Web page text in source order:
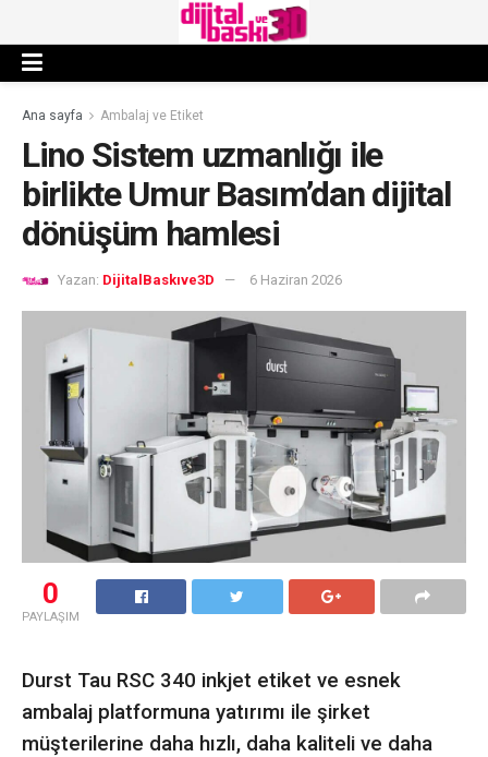
Ana sayfa Ambalaj ve Etiket
Lino Sistem uzmanlığı ile
birlikte Umur Basım’dan dijital
dönüşüm hamlesi
Yazan: DijitalBaskıve3D 6 Haziran 2026
0
PAYLAŞIM
Durst Tau RSC 340 inkjet etiket ve esnek
ambalaj platformuna yatırımı ile şirket
müşterilerine daha hızlı, daha kaliteli ve daha